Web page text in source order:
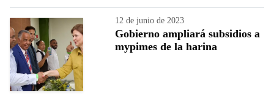
12 de junio de 2023
Gobierno ampliará subsidios a
mypimes de la harina